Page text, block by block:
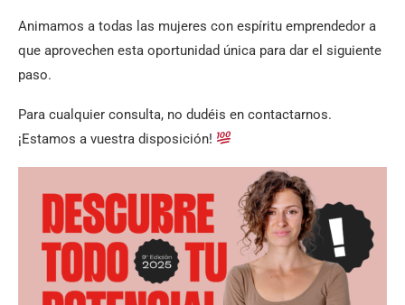
Animamos a todas las mujeres con espíritu emprendedor a
que aprovechen esta oportunidad única para dar el siguiente
paso.
Para cualquier consulta, no dudéis en contactarnos.
¡Estamos a vuestra disposición!